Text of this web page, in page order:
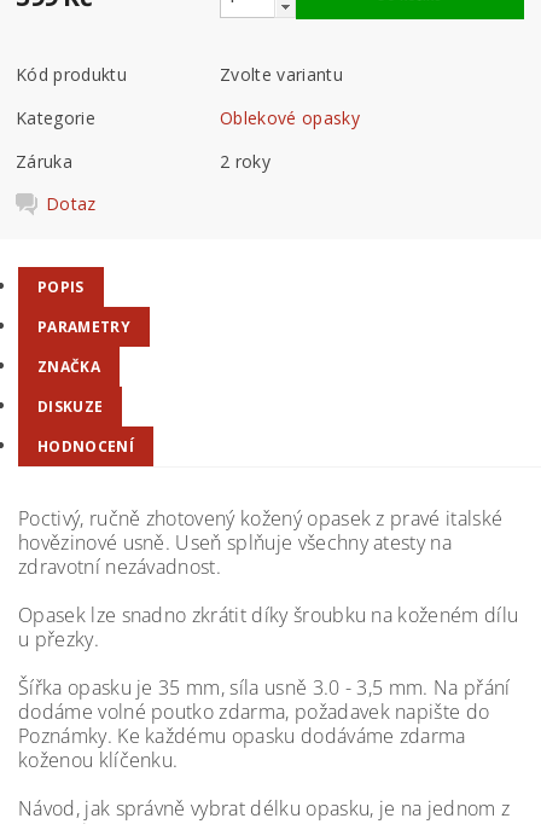
Kód produktu
Zvolte variantu
Kategorie
Oblekové opasky
Záruka
2 roky
Dotaz
POPIS
PARAMETRY
ZNAČKA
DISKUZE
HODNOCENÍ
Poctivý, ručně zhotovený kožený opasek z pravé italské
hovězinové usně. Useň splňuje všechny atesty na
zdravotní nezávadnost.
Opasek lze snadno zkrátit díky šroubku na koženém dílu
u přezky.
Šířka opasku je 35 mm, síla usně 3.0 - 3,5 mm. Na přání
dodáme volné poutko zdarma, požadavek napište do
Poznámky. Ke každému opasku dodáváme zdarma
koženou klíčenku.
Návod, jak správně vybrat délku opasku, je na jednom z